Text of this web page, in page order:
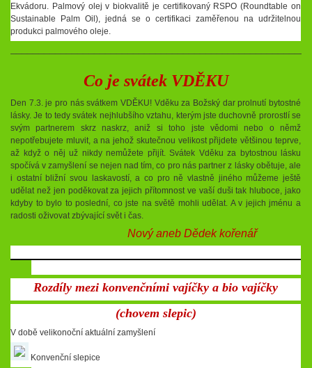
Ekvádoru. Palmový olej v biokvalitě je certifikovaný RSPO (Roundtable on
Sustainable Palm Oil), jedná se o certifikaci zaměřenou na udržitelnou
produkci palmového oleje.
Co je svátek VDĚKU
Den 7.3. je pro nás svátkem VDĚKU! Vděku za Božský dar prolnutí bytostné
lásky. Je to tedy svátek nejhlubšího vztahu, kterým jste duchovně prorostlí se
svým partnerem skrz naskrz, aniž si toho jste vědomi nebo o němž
nepotřebujete mluvit, a na jehož skutečnou velikost přijdete většinou teprve,
až když o něj už nikdy nemůžete přijít. Svátek Vděku za bytostnou lásku
spočívá v zamyšlení se nejen nad tím, co pro nás partner z lásky obětuje, ale
i ostatní bližní svou laskavostí, a co pro ně vlastně jiného můžeme ještě
udělat než jen poděkovat za jejich přítomnost ve vaší duši tak hluboce, jako
kdyby to bylo to poslední, co jste na světě mohli udělat. A v jejich jménu a
radosti oživovat zbývající svět i čas.
Nový aneb Dědek kořenář
Rozdíly mezi konvenčními vajíčky a bio vajíčky
(chovem slepic)
V době velikonoční aktuální zamyšlení
Konvenční slepice